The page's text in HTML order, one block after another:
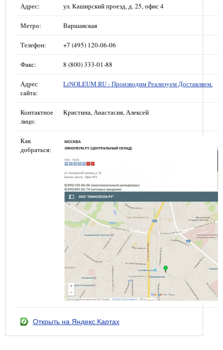
Адрес: ул. Каширский проезд, д. 25, офис 4
Метро: Варшавская
Телефон: +7 (495) 120-06-06
Факс: 8 (800) 333-01-88
Адрес
сайта:
LiNOLEUM.RU - Производим Реализуем Доставляем.
Контактное
лицо:
Кристина, Анастасия, Алексей
Как
добраться:
Открыть на Яндекс.Картах